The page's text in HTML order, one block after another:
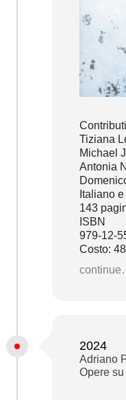
Tiziana
Michael
Antonia
Italiano
143
ISBN
979-12-
Costo:
2024
Adriano
Opere